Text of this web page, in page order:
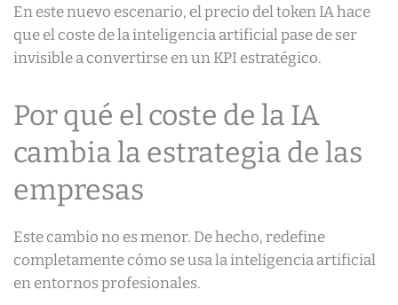
En este nuevo escenario, el precio del token IA hace
que el coste de la inteligencia artificial pase de ser
invisible a convertirse en un KPI estratégico.
Por qué el coste de la IA
cambia la estrategia de las
empresas
Este cambio no es menor. De hecho, redefine
completamente cómo se usa la inteligencia artificial
en entornos profesionales.